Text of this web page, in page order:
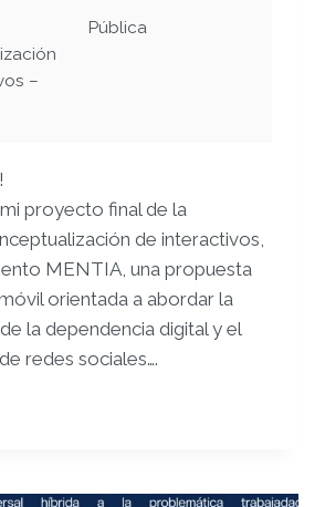
–
Pública
proyecto final de la
de interactivos,
MENTIA, una propuesta
orientada a abordar la
la dependencia digital y el
redes sociales….